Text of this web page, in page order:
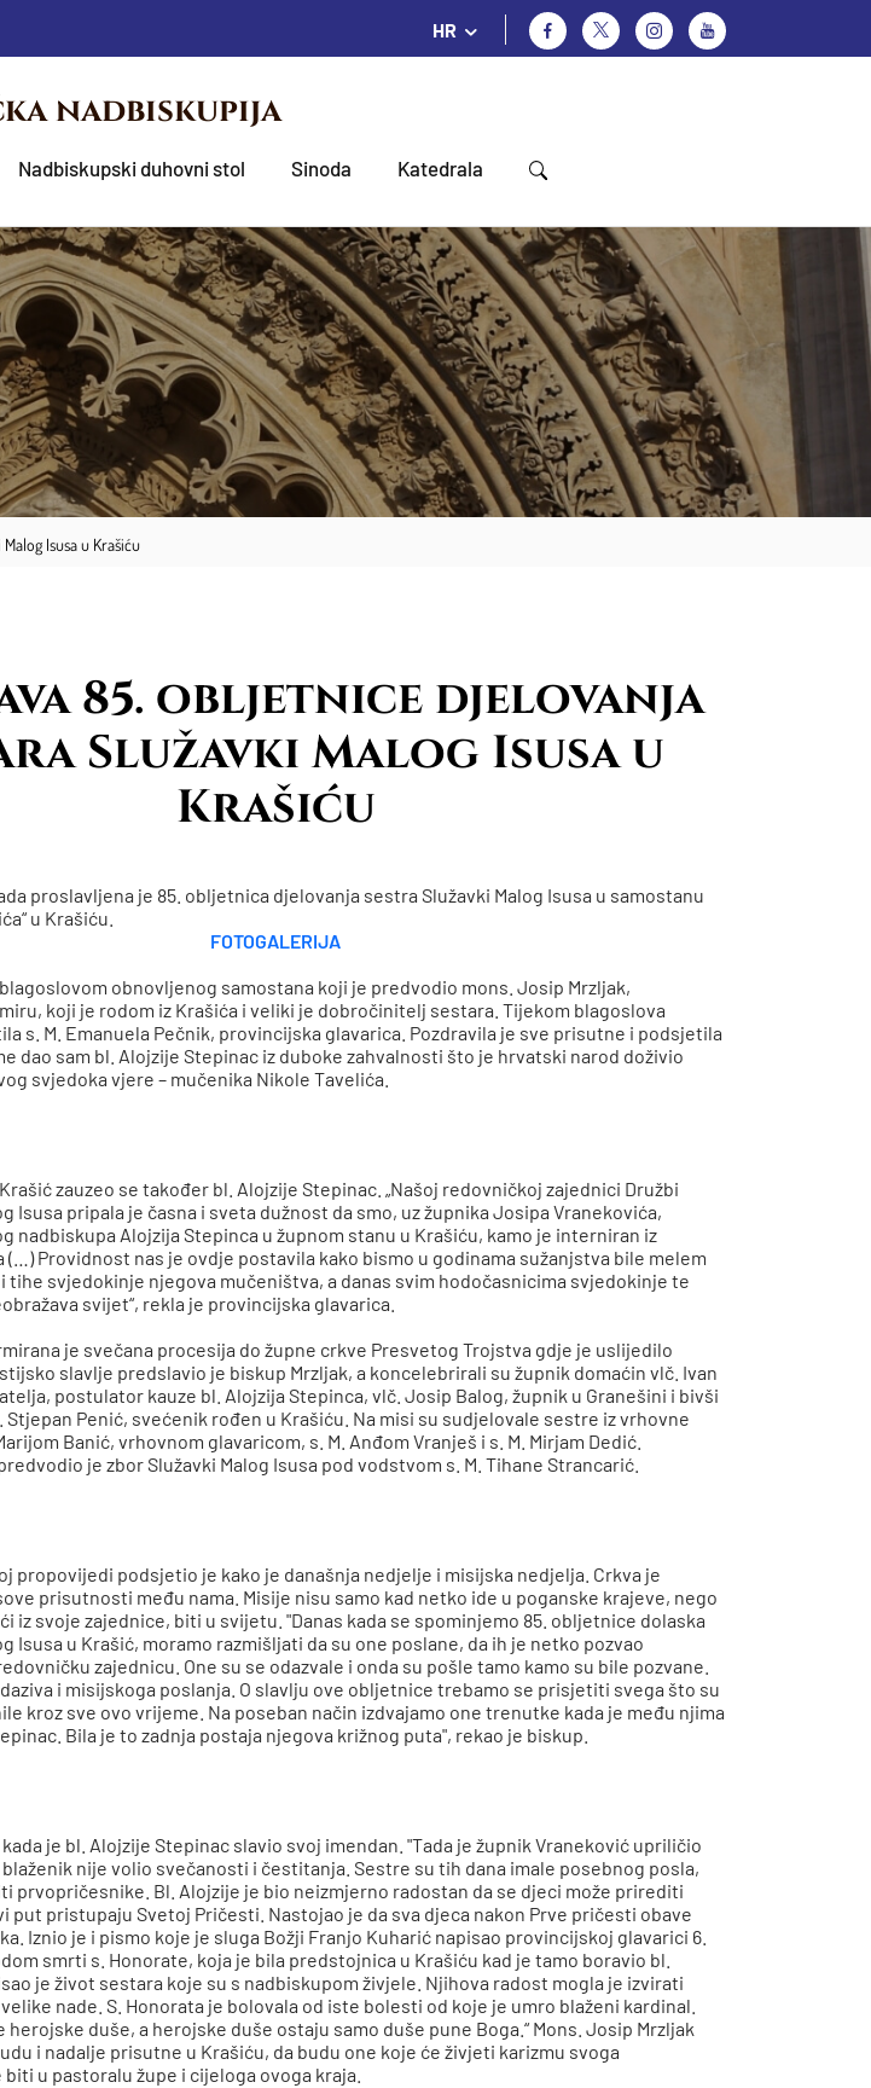
HR
nadbiskupija
Nadbiskupski duhovni stol Sinoda Katedrala
Isusa u Krašiću
85. obljetnice djelovanja
Služavki Malog Isusa u
Krašiću
proslavljena je 85. obljetnica djelovanja sestra Služavki Malog Isusa u samostanu
u Krašiću.
FOTOGALERIJA
obnovljenog samostana koji je predvodio mons. Josip Mrzljak,
koji je rodom iz Krašića i veliki je dobročinitelj sestara. Tijekom blagoslova
s. M. Emanuela Pečnik, provincijska glavarica. Pozdravila je sve prisutne i podsjetila
dao sam bl. Alojzije Stepinac iz duboke zahvalnosti što je hrvatski narod doživio
svjedoka vjere – mučenika Nikole Tavelića.
zauzeo se također bl. Alojzije Stepinac. „Našoj redovničkoj zajednici Družbi
Isusa pripala je časna i sveta dužnost da smo, uz župnika Josipa Vranekovića,
nadbiskupa Alojzija Stepinca u župnom stanu u Krašiću, kamo je interniran iz
(…) Providnost nas je ovdje postavila kako bismo u godinama sužanjstva bile melem
tihe svjedokinje njegova mučeništva, a danas svim hodočasnicima svjedokinje te
svijet“, rekla je provincijska glavarica.
je svečana procesija do župne crkve Presvetog Trojstva gdje je uslijedilo
slavlje predslavio je biskup Mrzljak, a koncelebrirali su župnik domaćin vlč. Ivan
postulator kauze bl. Alojzija Stepinca, vlč. Josip Balog, župnik u Granešini i bivši
Penić, svećenik rođen u Krašiću. Na misi su sudjelovale sestre iz vrhovne
Banić, vrhovnom glavaricom, s. M. Anđom Vranješ i s. M. Mirjam Dedić.
je zbor Služavki Malog Isusa pod vodstvom s. M. Tihane Strancarić.
propovijedi podsjetio je kako je današnja nedjelje i misijska nedjelja. Crkva je
prisutnosti među nama. Misije nisu samo kad netko ide u poganske krajeve, nego
iz svoje zajednice, biti u svijetu. "Danas kada se spominjemo 85. obljetnice dolaska
Isusa u Krašić, moramo razmišljati da su one poslane, da ih je netko pozvao
zajednicu. One su se odazvale i onda su pošle tamo kamo su bile pozvane.
i misijskoga poslanja. O slavlju ove obljetnice trebamo se prisjetiti svega što su
kroz sve ovo vrijeme. Na poseban način izdvajamo one trenutke kada je među njima
Bila je to zadnja postaja njegova križnog puta", rekao je biskup.
je bl. Alojzije Stepinac slavio svoj imendan. "Tada je župnik Vraneković upriličio
nije volio svečanosti i čestitanja. Sestre su tih dana imale posebnog posla,
prvopričesnike. Bl. Alojzije je bio neizmjerno radostan da se djeci može prirediti
put pristupaju Svetoj Pričesti. Nastojao je da sva djeca nakon Prve pričesti obave
Iznio je i pismo koje je sluga Božji Franjo Kuharić napisao provincijskoj glavarici 6.
smrti s. Honorate, koja je bila predstojnica u Krašiću kad je tamo boravio bl.
je život sestara koje su s nadbiskupom živjele. Njihova radost mogla je izvirati
nade. S. Honorata je bolovala od iste bolesti od koje je umro blaženi kardinal.
duše, a herojske duše ostaju samo duše pune Boga.“ Mons. Josip Mrzljak
i nadalje prisutne u Krašiću, da budu one koje će živjeti karizmu svoga
u pastoralu župe i cijeloga ovoga kraja.